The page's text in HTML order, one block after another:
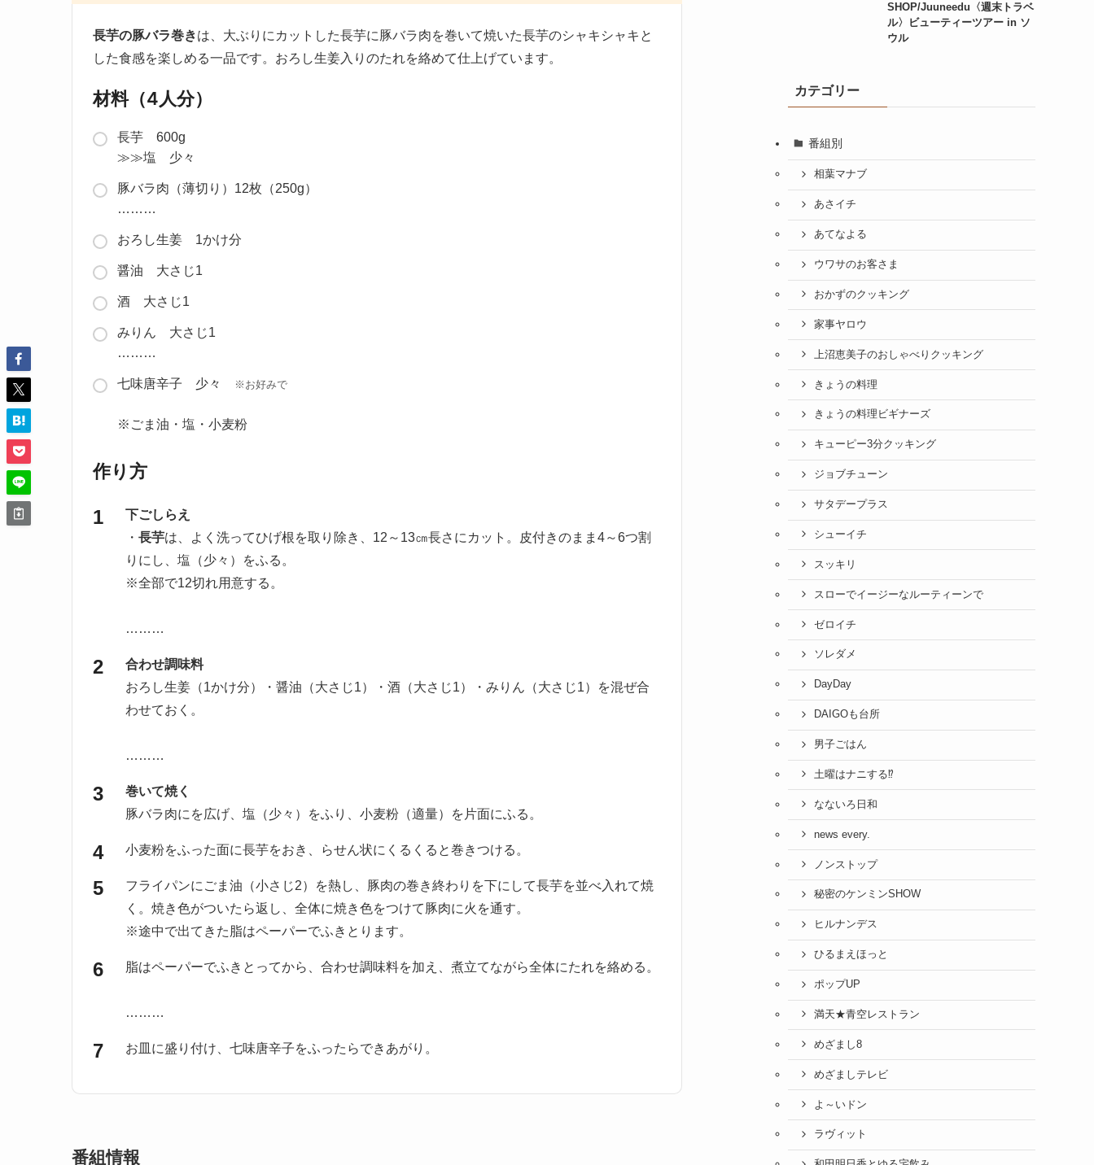
長芋の豚バラ巻きは、大ぶりにカットした長芋に豚バラ肉を巻いて焼いた長芋のシャキシャキと
した食感を楽しめる一品です。おろし生姜入りのたれを絡めて仕上げています。
材料（4人分）
長芋 600g
≫≫塩 少々
豚バラ肉（薄切り）12枚（250g）
………
おろし生姜 1かけ分
醤油 大さじ1
酒 大さじ1
みりん 大さじ1
………
七味唐辛子 少々 ※お好みで
※ごま油・塩・小麦粉
作り方
下ごしらえ
・ 長芋は、よく洗ってひげ根を取り除き、12～13㎝長さにカット。皮付きのまま4～6つ割
りにし、塩（少々）をふる。
※全部で12切れ用意する。
………
合わせ調味料
おろし生姜（1かけ分）・醤油（大さじ1）・酒（大さじ1）・みりん（大さじ1）を混ぜ合
わせておく。
………
巻いて焼く
豚バラ肉にを広げ、塩（少々）をふり、小麦粉（適量）を片面にふる。
小麦粉をふった面に長芋をおき、らせん状にくるくると巻きつける。
フライパンにごま油（小さじ2）を熱し、豚肉の巻き終わりを下にして長芋を並べ入れて焼
く。焼き色がついたら返し、全体に焼き色をつけて豚肉に火を通す。
※途中で出てきた脂はペーパーでふきとります。
脂はペーパーでふきとってから、合わせ調味料を加え、煮立てながら全体にたれを絡める。
………
お皿に盛り付け、七味唐辛子をふったらできあがり。
番組情報
SHOP/Juuneedu〈週末トラベ
ル〉ビューティーツアー in ソ
ウル
カテゴリー
番組別
相葉マナブ
あさイチ
あてなよる
ウワサのお客さま
おかずのクッキング
家事ヤロウ
上沼恵美子のおしゃべりクッキング
きょうの料理
きょうの料理ビギナーズ
キューピー3分クッキング
ジョブチューン
サタデープラス
シューイチ
スッキリ
スローでイージーなルーティーンで
ゼロイチ
ソレダメ
DayDay
DAIGOも台所
男子ごはん
土曜はナニする⁉
なないろ日和
news every.
ノンストップ
秘密のケンミンSHOW
ヒルナンデス
ひるまえほっと
ポップUP
満天★青空レストラン
めざまし8
めざましテレビ
よ～いドン
ラヴィット